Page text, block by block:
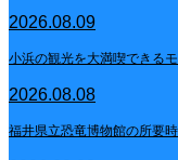
2026.08.09
小浜の観光を大満喫できる
2026.08.08
福井県立恐竜博物館の所要